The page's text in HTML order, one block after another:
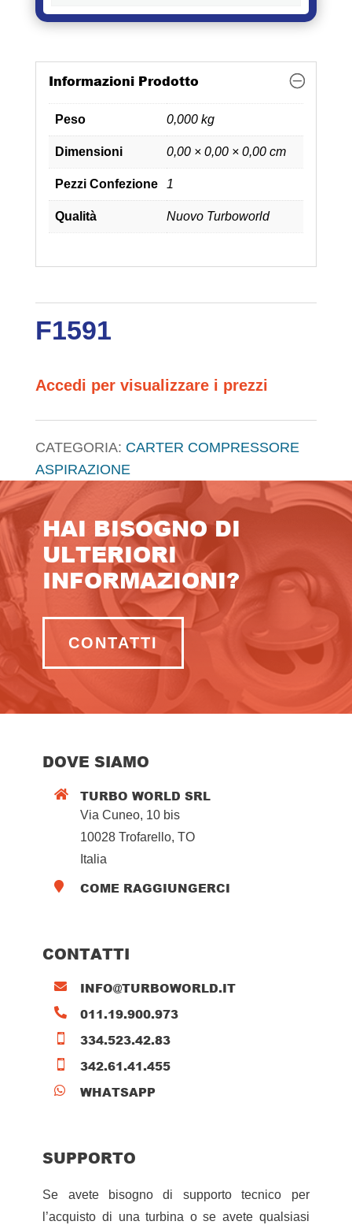
Informazioni Prodotto
Peso 0,000 kg
Dimensioni 0,00 × 0,00 × 0,00 cm
Pezzi Confezione 1
Qualità Nuovo Turboworld
F1591
Accedi per visualizzare i prezzi
CATEGORIA: CARTER COMPRESSORE
ASPIRAZIONE
HAI BISOGNO DI
ULTERIORI
INFORMAZIONI?
CONTATTI
DOVE SIAMO
 TURBO WORLD SRL
Via Cuneo, 10 bis
10028 Trofarello, TO
Italia
 COME RAGGIUNGERCI
CONTATTI
 INFO@TURBOWORLD.IT
 011.19.900.973
 334.523.42.83
 342.61.41.455
 WHATSAPP
SUPPORTO
Se avete bisogno di supporto tecnico per
l’acquisto di una turbina o se avete qualsiasi